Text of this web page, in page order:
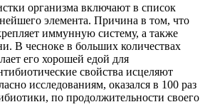
организма включают в список
элемента. Причина в том, что
иммунную систему, а также
В чесноке в больших количествах
его хорошей едой для
свойства исцеляют
исследованиям, оказался в 100 раз
по продолжительности своего